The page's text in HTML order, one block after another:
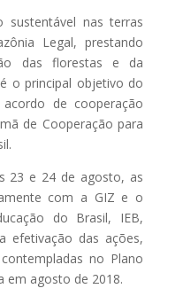
sustentável nas terras
Legal, prestando
das florestas e da
o principal objetivo do
de cooperação
de Cooperação para
23 e 24 de agosto, as
com a GIZ e o
do Brasil, IEB,
efetivação das ações,
no Plano
em agosto de 2018.